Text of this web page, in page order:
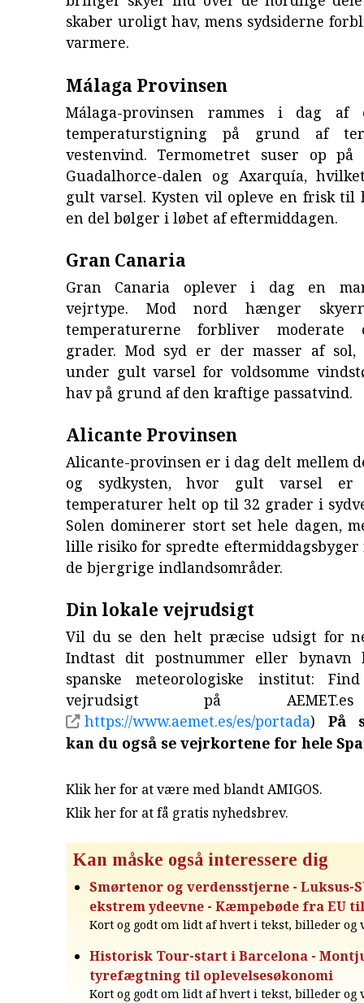
skaber uroligt hav, mens sydsiderne
varmere.
Málaga Provinsen
Málaga-provinsen rammes i dag af
temperaturstigning på grund af
vestenvind. Termometret suser op
Guadalhorce-dalen og Axarquía,
gult varsel. Kysten vil opleve en frisk til
en del bølger i løbet af eftermiddagen.
Gran Canaria
Gran Canaria oplever i dag en
vejrtype. Mod nord hænger
temperaturerne forbliver moderate
grader. Mod syd er der masser af
under gult varsel for voldsomme
hav på grund af den kraftige passatvind.
Alicante Provinsen
Alicante-provinsen er i dag delt mellem
og sydkysten, hvor gult varsel er
temperaturer helt op til 32 grader i
Solen dominerer stort set hele dagen,
lille risiko for spredte eftermiddagsbyger
de bjergrige indlandsområder.
Din lokale vejrudsigt
Vil du se den helt præcise udsigt for
Indtast dit postnummer eller bynavn
spanske meteorologiske institut:
vejrudsigt på
https://www.aemet.es/es/portada) På
kan du også se vejrkortene for hele
Klik her for at være med blandt AMIGOS.
Klik her for at få gratis nyhedsbrev.
Kan måske også interessere dig
Smørtenor og verdensstjerne - Luksus-
ekstrem ydeevne - Kæmpebøde fra EU
Kort og godt om lidt af hvert i tekst, billeder og
Historisk Tour-start i Barcelona -
tyrefægtning til oplevelsesøkonomi
Kort og godt om lidt af hvert i tekst, billeder og